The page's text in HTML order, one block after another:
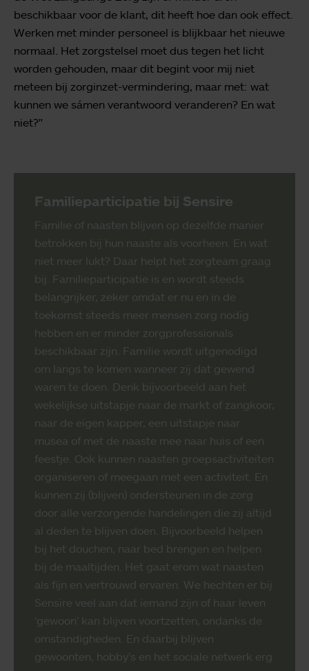
beschikbaar voor de klant, dit heeft hoe dan ook effect.
Werken met minder personeel is blijkbaar het nieuwe
normaal. Het zorgstelsel moet dus tegen het licht
worden gehouden, maar dit begint voor mij niet
meteen bij zorginzet-vermindering, maar met: wat
kunnen we sámen verantwoord veranderen? En wat
niet?"
Familieparticipatie bij Sensire
Familie of naasten blijven op dezelfde manier
betrokken bij hun naaste als voorheen. En wat
niet meer lukt? Daar helpt het zorgteam graag
bij. Familieparticipatie is en wordt steeds
belangrijker, zeker omdat er nu en in de
toekomst steeds meer mensen zorg nodig
hebben en er minder zorgprofessionals
beschikbaar zijn. Familie wordt uitgenodigd
om langs te komen wanneer zij dat gewend
waren te doen. Denk bijvoorbeeld aan het
wekelijkse uitstapje naar de markt of zangkoor,
naar de eigen kapper, een uitstapje naar
musea of met de naaste mee naar huis of een
feestje. Ook kunnen naasten groepsactiviteiten
organiseren of meegaan met een activiteit. En
kunnen zij (blijven) ondersteunen in de zorg
door alle verzorgende handelingen die zij altijd
al deden te blijven doen. Bijvoorbeeld helpen
bij het douchen, naar bed brengen en helpen
bij de maaltijden. Het gaat erom wat naasten
als fijn en vertrouwd ervaren. We hechten er bij
Sensire veel aan dat iemand zijn of haar leven
‘gewoon’ kan blijven voortzetten, ondanks de
omstandigheden. En daarbij blijven
gewoonten, hobby’s en het sociale netwerk erg